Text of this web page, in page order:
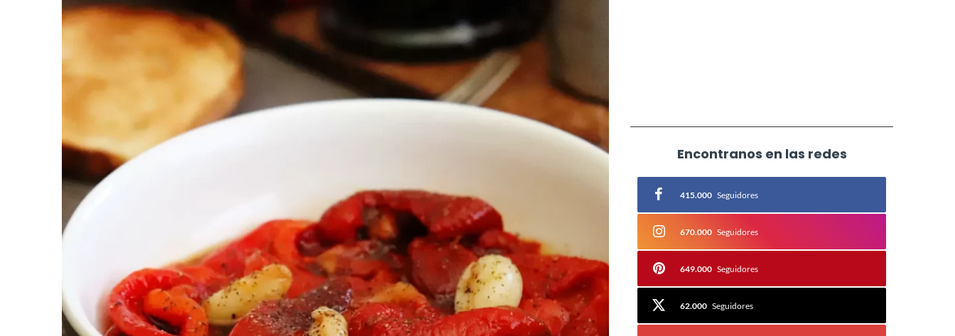
Encontranos en las redes
415.000 Seguidores
670.000 Seguidores
649.000 Seguidores
62.000 Seguidores